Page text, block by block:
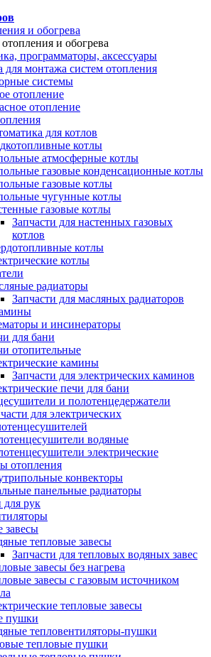
и обогрева
и обогрева
программаторы, аксессуары
для монтажа систем отопления
системы
отопление
отопление
для котлов
котлы
атмосферные котлы
газовые конденсационные котлы
газовые котлы
чугунные котлы
газовые котлы
Запчасти для настенных газовых
котлов
котлы
котлы
радиаторы
Запчасти для масляных радиаторов
и инсинераторы
для бани
отопительные
камины
Запчасти для электрических каминов
печи для бани
и полотенцедержатели
для электрических
водяные
электрические
отопления
конвекторы
панельные радиаторы
рук
завесы
тепловые завесы
Запчасти для тепловых водяных завес
завесы без нагрева
завесы с газовым источником
тепловые завесы
пушки
тепловентиляторы-пушки
тепловые пушки